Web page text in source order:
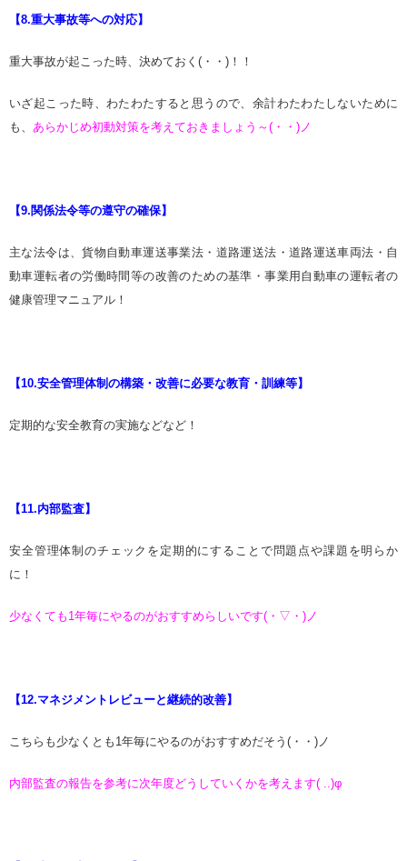
【8.重大事故等への対応】
重大事故が起こった時、決めておく(・・)！！
いざ起こった時、わたわたすると思うので、余計わたわたしないために
も、 あらかじめ初動対策を考えておきましょう～(・・)ノ
【9.関係法令等の遵守の確保】
主な法令は、貨物自動車運送事業法・道路運送法・道路運送車両法・自
動車運転者の労働時間等の改善のための基準・事業用自動車の運転者の
健康管理マニュアル！
【10.安全管理体制の構築・改善に必要な教育・訓練等】
定期的な安全教育の実施などなど！
【11.内部監査】
安全管理体制のチェックを定期的にすることで問題点や課題を明らか
に！
少なくても1年毎にやるのがおすすめらしいです(・▽・)ノ
【12.マネジメントレビューと継続的改善】
こちらも少なくとも1年毎にやるのがおすすめだそう(・・)ノ
内部監査の報告を参考に次年度どうしていくかを考えます( ..)φ